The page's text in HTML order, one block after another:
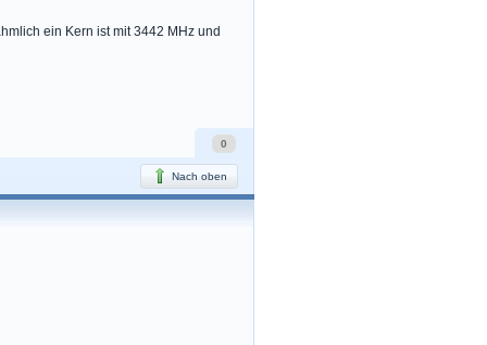
ein Kern ist mit 3442 MHz und
0
Nach oben